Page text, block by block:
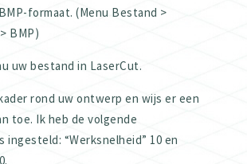
formaat. (Menu Bestand >
BMP)
uw bestand in LaserCut.
rond uw ontwerp en wijs er een
toe. Ik heb de volgende
ingesteld: “Werksnelheid” 10 en